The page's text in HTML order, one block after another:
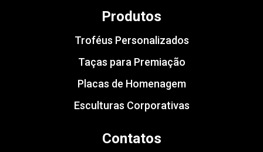
Produtos
Troféus Personalizados
Taças para Premiação
Placas de Homenagem
Esculturas Corporativas
Contatos